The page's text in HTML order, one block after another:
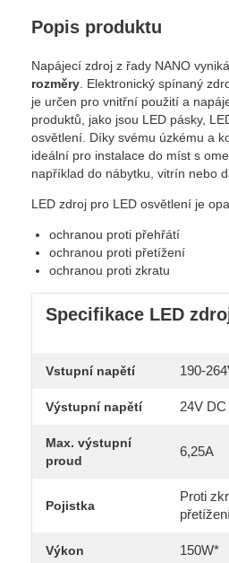
Popis produktu
Napájecí zdroj z řady NANO
rozměry . Elektronický spínaný
je určen pro vnitřní použití a
produktů, jako jsou LED pásky,
osvětlení. Díky svému úzkému a
ideální pro instalace do míst s
například do nábytku, vitrín nebo
LED zdroj pro LED osvětlení je
ochranou proti přehřátí
ochranou proti přetížení
ochranou proti zkratu
Specifikace LED
Vstupní napětí 190-
Výstupní napětí 24V DC
Max. výstupní
proud
6,25A
Pojistka
Proti
Výkon 150W*